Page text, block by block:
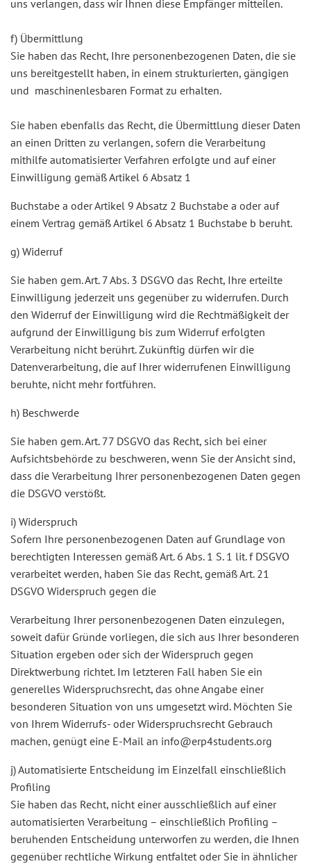
uns verlangen, dass wir Ihnen diese Empfänger mitteilen.
f) Übermittlung
Sie haben das Recht, Ihre personenbezogenen Daten, die sie
uns bereitgestellt haben, in einem strukturierten, gängigen
und maschinenlesbaren Format zu erhalten.
Sie haben ebenfalls das Recht, die Übermittlung dieser Daten
an einen Dritten zu verlangen, sofern die Verarbeitung
mithilfe automatisierter Verfahren erfolgte und auf einer
Einwilligung gemäß Artikel 6 Absatz 1
Buchstabe a oder Artikel 9 Absatz 2 Buchstabe a oder auf
einem Vertrag gemäß Artikel 6 Absatz 1 Buchstabe b beruht.
g) Widerruf
Sie haben gem. Art. 7 Abs. 3 DSGVO das Recht, Ihre erteilte
Einwilligung jederzeit uns gegenüber zu widerrufen. Durch
den Widerruf der Einwilligung wird die Rechtmäßigkeit der
aufgrund der Einwilligung bis zum Widerruf erfolgten
Verarbeitung nicht berührt. Zukünftig dürfen wir die
Datenverarbeitung, die auf Ihrer widerrufenen Einwilligung
beruhte, nicht mehr fortführen.
h) Beschwerde
Sie haben gem. Art. 77 DSGVO das Recht, sich bei einer
Aufsichtsbehörde zu beschweren, wenn Sie der Ansicht sind,
dass die Verarbeitung Ihrer personenbezogenen Daten gegen
die DSGVO verstößt.
i) Widerspruch
Sofern Ihre personenbezogenen Daten auf Grundlage von
berechtigten Interessen gemäß Art. 6 Abs. 1 S. 1 lit. f DSGVO
verarbeitet werden, haben Sie das Recht, gemäß Art. 21
DSGVO Widerspruch gegen die
Verarbeitung Ihrer personenbezogenen Daten einzulegen,
soweit dafür Gründe vorliegen, die sich aus Ihrer besonderen
Situation ergeben oder sich der Widerspruch gegen
Direktwerbung richtet. Im letzteren Fall haben Sie ein
generelles Widerspruchsrecht, das ohne Angabe einer
besonderen Situation von uns umgesetzt wird. Möchten Sie
von Ihrem Widerrufs- oder Widerspruchsrecht Gebrauch
machen, genügt eine E-Mail an info@erp4students.org
j) Automatisierte Entscheidung im Einzelfall einschließlich
Profiling
Sie haben das Recht, nicht einer ausschließlich auf einer
automatisierten Verarbeitung – einschließlich Profiling –
beruhenden Entscheidung unterworfen zu werden, die Ihnen
gegenüber rechtliche Wirkung entfaltet oder Sie in ähnlicher